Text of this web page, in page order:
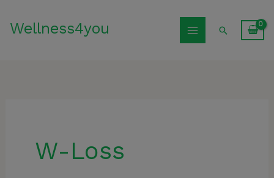
naWellness4you Hľadať
W-Loss